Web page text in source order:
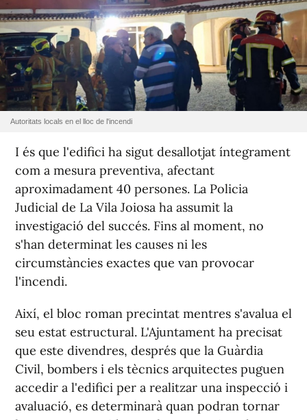
Autoritats locals en el lloc de l'incendi
I és que l'edifici ha sigut desallotjat íntegrament
com a mesura preventiva, afectant
aproximadament 40 persones. La Policia
Judicial de La Vila Joiosa ha assumit la
investigació del succés. Fins al moment, no
s'han determinat les causes ni les
circumstàncies exactes que van provocar
l'incendi.
Així, el bloc roman precintat mentres s'avalua el
seu estat estructural. L'Ajuntament ha precisat
que este divendres, després que la Guàrdia
Civil, bombers i els tècnics arquitectes puguen
accedir a l'edifici per a realitzar una inspecció i
avaluació, es determinarà quan podran tornar